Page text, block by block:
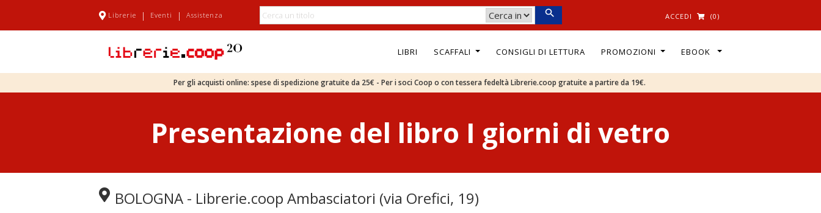
Librerie | Eventi | Assistenza ACCEDI (0)
LIBRI SCAFFALI CONSIGLI DI LETTURA PROMOZIONI EBOOK
Per gli acquisti online: spese di spedizione gratuite da 25€ - Per i soci Coop o con tessera fedeltà Librerie.coop gratuite a partire da 19€.
Presentazione del libro I giorni di vetro
BOLOGNA - Librerie.coop Ambasciatori (via Orefici, 19)